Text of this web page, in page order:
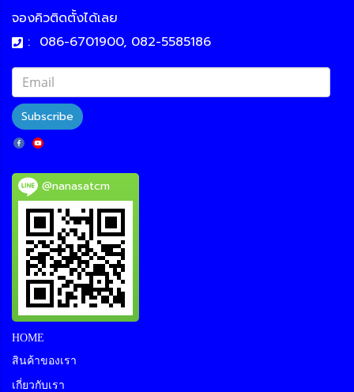
จองคิวติดตั้งได้เลย
: 086-6701900, 082-5585186
Subscribe
@nanasatcm
HOME
สินค้าของเรา
เกี่ยวกับเรา